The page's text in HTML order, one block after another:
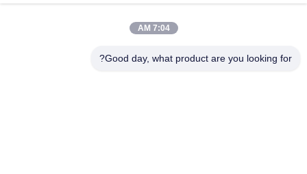
O نوع مطاطي مقاوم للماء الغبار الختم حلقة غسيل للأسطوانات ،
7:04 AM
Good day, what product are you looking for?